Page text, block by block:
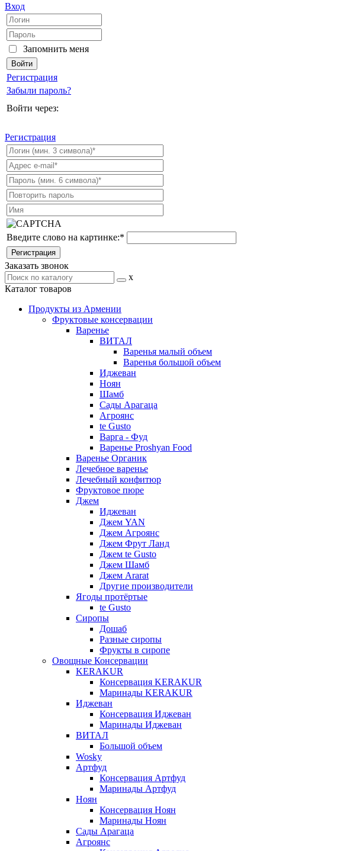
Вход
Запомнить меня
Регистрация
Забыли пароль?
Войти через:
Регистрация
Введите слово на картинке:*
Заказать звонок
x
Каталог товаров
Продукты из Армении
Фруктовые консервации
Варенье
ВИТАЛ
Варенья малый объем
Варенья большой объем
Иджеван
Ноян
Шамб
Сады Арагаца
Агроянс
te Gusto
Варга - Фуд
Варенье Proshyan Food
Варенье Органик
Лечебное варенье
Лечебный конфитюр
Фруктовое пюре
Джем
Иджеван
Джем YAN
Джем Агроянс
Джем Фрут Ланд
Джем te Gusto
Джем Шамб
Джем Ararat
Другие производители
Ягоды протёртые
te Gusto
Сиропы
Дошаб
Разные сиропы
Фрукты в сиропе
Овощные Консервации
KERAKUR
Консервация KERAKUR
Маринады KERAKUR
Иджеван
Консервация Иджеван
Маринады Иджеван
ВИТАЛ
Большой объем
Wosky
Артфуд
Консервация Артфуд
Маринады Артфуд
Ноян
Консервация Ноян
Маринады Ноян
Сады Арагаца
Агроянс